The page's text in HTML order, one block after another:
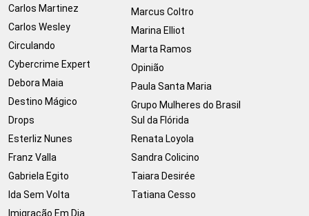
Carlos Martinez
Carlos Wesley
Circulando
Cybercrime Expert
Debora Maia
Destino Mágico
Drops
Esterliz Nunes
Franz Valla
Gabriela Egito
Ida Sem Volta
Imigração Em Dia
Marcus Coltro
Marina Elliot
Marta Ramos
Opinião
Paula Santa Maria
Grupo Mulheres do Brasil
Sul da Flórida
Renata Loyola
Sandra Colicino
Taiara Desirée
Tatiana Cesso